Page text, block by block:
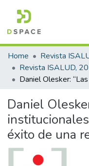
Communities &
All of DSpace
Statistics
Home Revista
Daniel
éxito de una